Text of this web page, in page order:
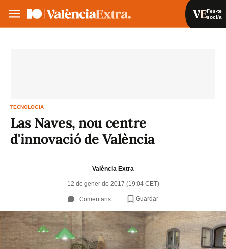
Fes-te
soci/a
TECNOLOGIA
Las Naves, nou centre
d'innovació de València
València Extra
12 de gener de 2017 (19:04 CET)
Comentaris Guardar